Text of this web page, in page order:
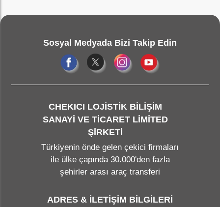
Sosyal Medyada Bizi Takip Edin
CHEKICI LOJİSTİK BİLİŞİM
SANAYİ VE TİCARET LİMİTED
ŞİRKETİ
Türkiyenin önde gelen çekici firmaları
ile ülke çapında 30.000'den fazla
şehirler arası araç transferi
ADRES & İLETİŞİM BİLGİLERİ